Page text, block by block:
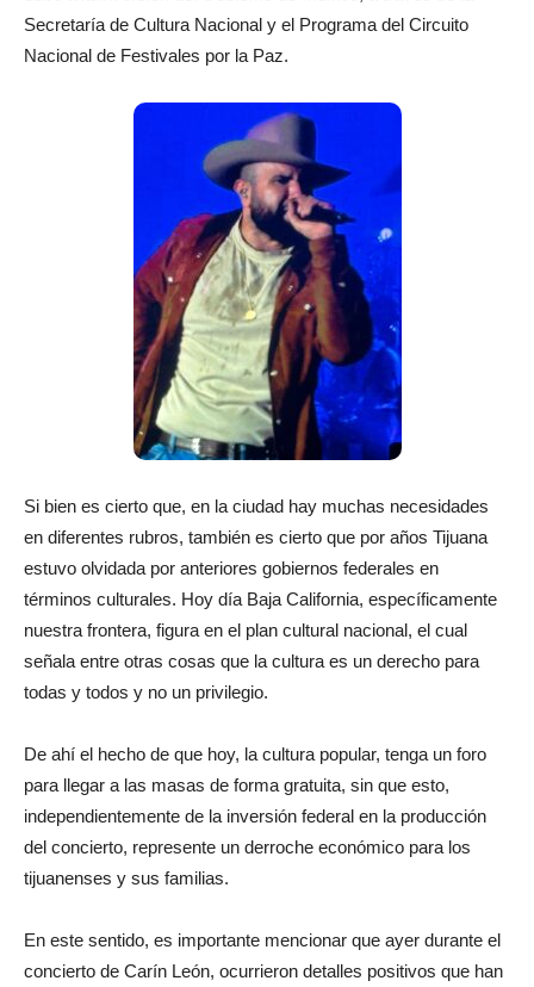
Secretaría de Cultura Nacional y el Programa del Circuito
Nacional de Festivales por la Paz.
Si bien es cierto que, en la ciudad hay muchas necesidades
en diferentes rubros, también es cierto que por años Tijuana
estuvo olvidada por anteriores gobiernos federales en
términos culturales. Hoy día Baja California, específicamente
nuestra frontera, figura en el plan cultural nacional, el cual
señala entre otras cosas que la cultura es un derecho para
todas y todos y no un privilegio.
De ahí el hecho de que hoy, la cultura popular, tenga un foro
para llegar a las masas de forma gratuita, sin que esto,
independientemente de la inversión federal en la producción
del concierto, represente un derroche económico para los
tijuanenses y sus familias.
En este sentido, es importante mencionar que ayer durante el
concierto de Carín León, ocurrieron detalles positivos que han